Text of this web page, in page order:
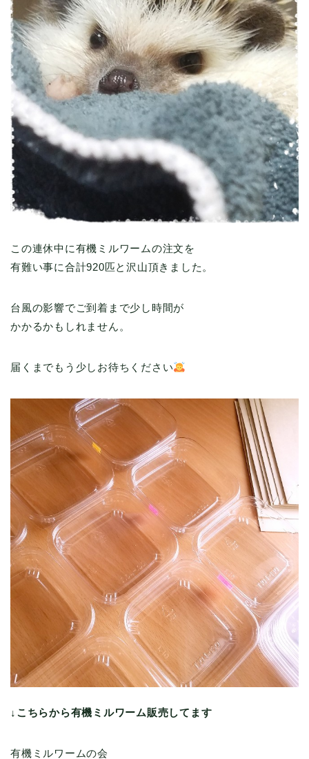
この連休中に有機ミルワームの注文を
有難い事に合計920匹と沢山頂きました。
台風の影響でご到着まで少し時間が
かかるかもしれません。
届くまでもう少しお待ちください
↓こちらから有機ミルワーム販売してます
有機ミルワームの会